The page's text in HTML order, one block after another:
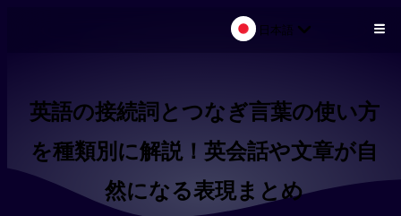
日本語
英語の接続詞とつなぎ言葉の使い方
を種類別に解説！英会話や文章が自
然になる表現まとめ